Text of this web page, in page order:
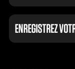
ENREGISTREZ